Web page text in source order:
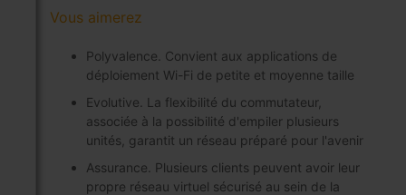
Vous aimerez
Polyvalence. Convient aux applications de
déploiement Wi-Fi de petite et moyenne taille
Evolutive. La flexibilité du commutateur,
associée à la possibilité d'empiler plusieurs
unités, garantit un réseau préparé pour l'avenir
Assurance. Plusieurs clients peuvent avoir leur
propre réseau virtuel sécurisé au sein de la